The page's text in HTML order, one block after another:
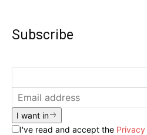
Subscribe
I want in
I've read and accept the Privacy